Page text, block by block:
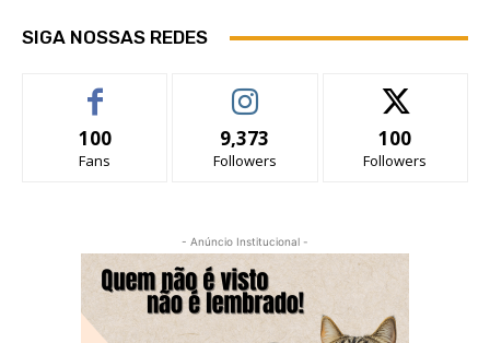
SIGA NOSSAS REDES
100
Fans
9,373
Followers
100
Followers
- Anúncio Institucional -